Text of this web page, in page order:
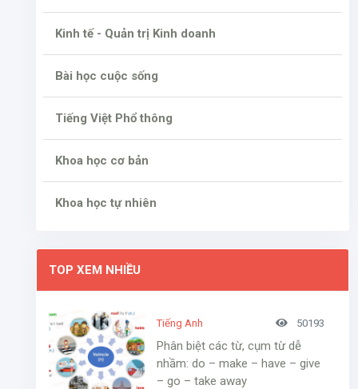
Kinh tế - Quản trị Kinh doanh
Bài học cuộc sống
Tiếng Việt Phổ thông
Khoa học cơ bản
Khoa học tự nhiên
TOP XEM NHIỀU
Tiếng Anh 50193
Phân biệt các từ, cụm từ dễ
nhầm: do – make – have – give
– go – take away